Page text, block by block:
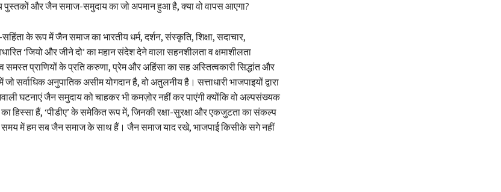
पुस्तकों और जैन समाज-समुदाय का जो अपमान हुआ है, क्या वो वापस आएगा?
के रूप में जैन समाज का भारतीय धर्म, दर्शन, संस्कृति, शिक्षा, सदाचार,
‘जियो और जीने दो’ का महान संदेश देने वाला सहनशीलता व क्षमाशीलता
व समस्त प्राणियों के प्रति करुणा, प्रेम और अहिंसा का सह अस्तित्वकारी सिद्धांत और
सर्वाधिक अनुपातिक असीम योगदान है, वो अतुलनीय है। सत्ताधारी भाजपाइयों द्वारा
घटनाएं जैन समुदाय को चाहकर भी कमज़ोर नहीं कर पाएंगी क्योंकि वो अल्पसंख्यक
हैं, ‘पीडीए’ के समेकित रूप में, जिनकी रक्षा-सुरक्षा और एकजुटता का संकल्प
में हम सब जैन समाज के साथ हैं। जैन समाज याद रखे, भाजपाई किसीके सगे नहीं